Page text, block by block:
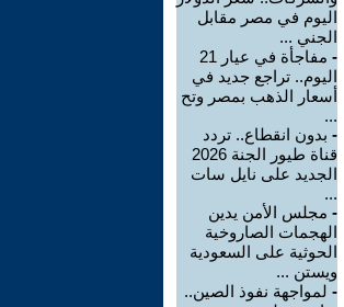
اليوم في مصر مقابل
الجني ...
-
مفاجأة في عيار 21
اليوم.. تراجع جديد في
أسعار الذهب بمصر وتح
...
- بدون انقطاع.. تردد
قناة طيور الجنة 2026
الجديد على نايل سات
...
- مجلس الأمن يدين
الهجمات الصاروخية
الحوثية على السعودية
ويستن ...
- لمواجهة نفوذ الصين..